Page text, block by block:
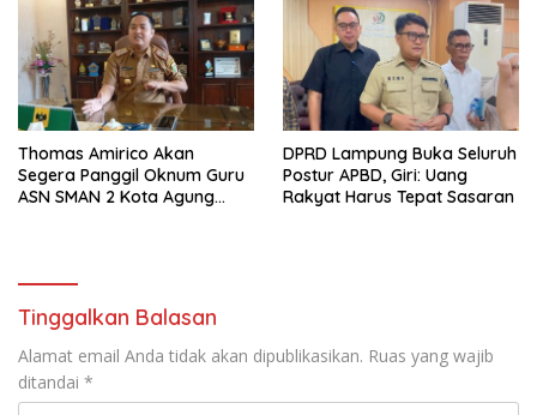
Thomas Amirico Akan
Segera Panggil Oknum Guru
ASN SMAN 2 Kota Agung
DPRD Lampung Buka Seluruh
Postur APBD, Giri: Uang
Rakyat Harus Tepat Sasaran
Tinggalkan Balasan
Alamat email Anda tidak akan dipublikasikan. Ruas yang wajib
ditandai *